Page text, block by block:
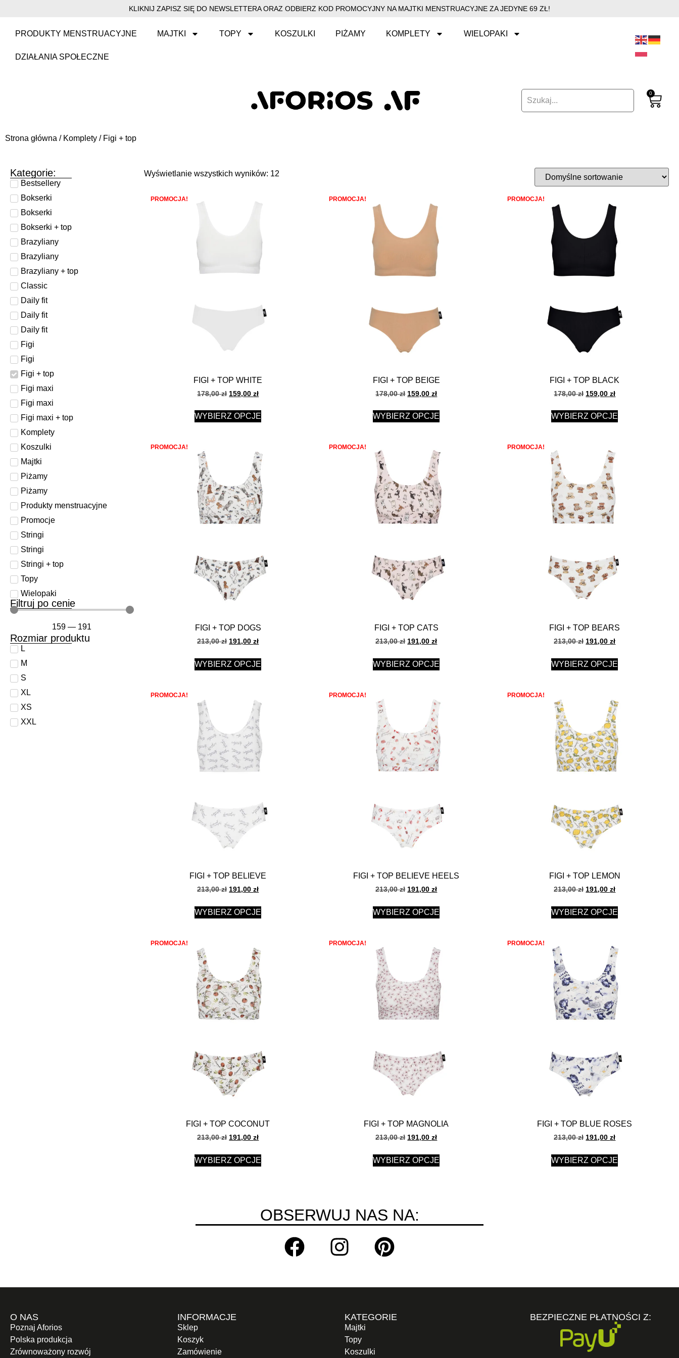
KLIKNIJ ZAPISZ SIĘ DO NEWSLETTERA ORAZ ODBIERZ KOD PROMOCYJNY NA MAJTKI MENSTRUACYJNE ZA JEDYNE 69 ZŁ!
PRODUKTY MENSTRUACYJNE MAJTKI TOPY KOSZULKI PIŻAMY KOMPLETY WIELOPAKI
DZIAŁANIA SPOŁECZNE
0
Strona główna / Komplety / Figi + top
Kategorie:
Bestsellery
Bokserki
Bokserki
Bokserki + top
Brazyliany
Brazyliany
Brazyliany + top
Classic
Daily fit
Daily fit
Daily fit
Figi
Figi
Figi + top
Figi maxi
Figi maxi
Figi maxi + top
Komplety
Koszulki
Majtki
Piżamy
Piżamy
Produkty menstruacyjne
Promocje
Stringi
Stringi
Stringi + top
Topy
Wielopaki
Filtruj po cenie
159 — 191
Rozmiar produktu
L
M
S
XL
XS
XXL
Wyświetlanie wszystkich wyników: 12
PROMOCJA!
FIGI + TOP WHITE
178,00zł 159,00zł
WYBIERZ OPCJE
PROMOCJA!
FIGI + TOP BEIGE
178,00zł 159,00zł
WYBIERZ OPCJE
PROMOCJA!
FIGI + TOP BLACK
178,00zł 159,00zł
WYBIERZ OPCJE
PROMOCJA!
FIGI + TOP DOGS
213,00zł 191,00zł
WYBIERZ OPCJE
PROMOCJA!
FIGI + TOP CATS
213,00zł 191,00zł
WYBIERZ OPCJE
PROMOCJA!
FIGI + TOP BEARS
213,00zł 191,00zł
WYBIERZ OPCJE
PROMOCJA!
FIGI + TOP BELIEVE
213,00zł 191,00zł
WYBIERZ OPCJE
PROMOCJA!
FIGI + TOP BELIEVE HEELS
213,00zł 191,00zł
WYBIERZ OPCJE
PROMOCJA!
FIGI + TOP LEMON
213,00zł 191,00zł
WYBIERZ OPCJE
PROMOCJA!
FIGI + TOP COCONUT
213,00zł 191,00zł
WYBIERZ OPCJE
PROMOCJA!
FIGI + TOP MAGNOLIA
213,00zł 191,00zł
WYBIERZ OPCJE
PROMOCJA!
FIGI + TOP BLUE ROSES
213,00zł 191,00zł
WYBIERZ OPCJE
OBSERWUJ NAS NA:
O NAS
Poznaj Aforios
Polska produkcja
Zrównoważony rozwój
INFORMACJE
Sklep
Koszyk
Zamówienie
KATEGORIE
Majtki
Topy
Koszulki
BEZPIECZNE PŁATNOŚCI Z: